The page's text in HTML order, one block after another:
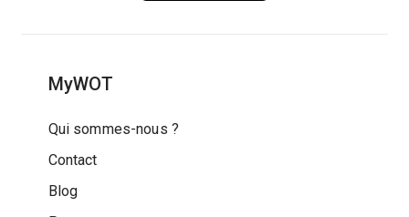
MyWOT
Qui sommes-nous ?
Contact
Blog